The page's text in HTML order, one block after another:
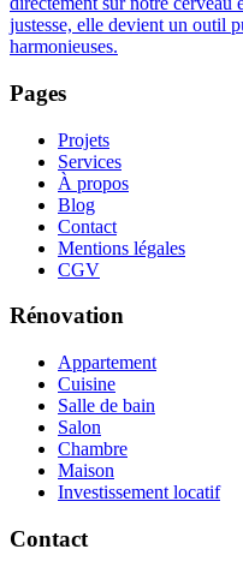
justesse, elle devient un outil
harmonieuses.
Pages
Projets
Services
À propos
Blog
Contact
Mentions légales
CGV
Rénovation
Appartement
Cuisine
Salle de bain
Salon
Chambre
Maison
Investissement locatif
Contact